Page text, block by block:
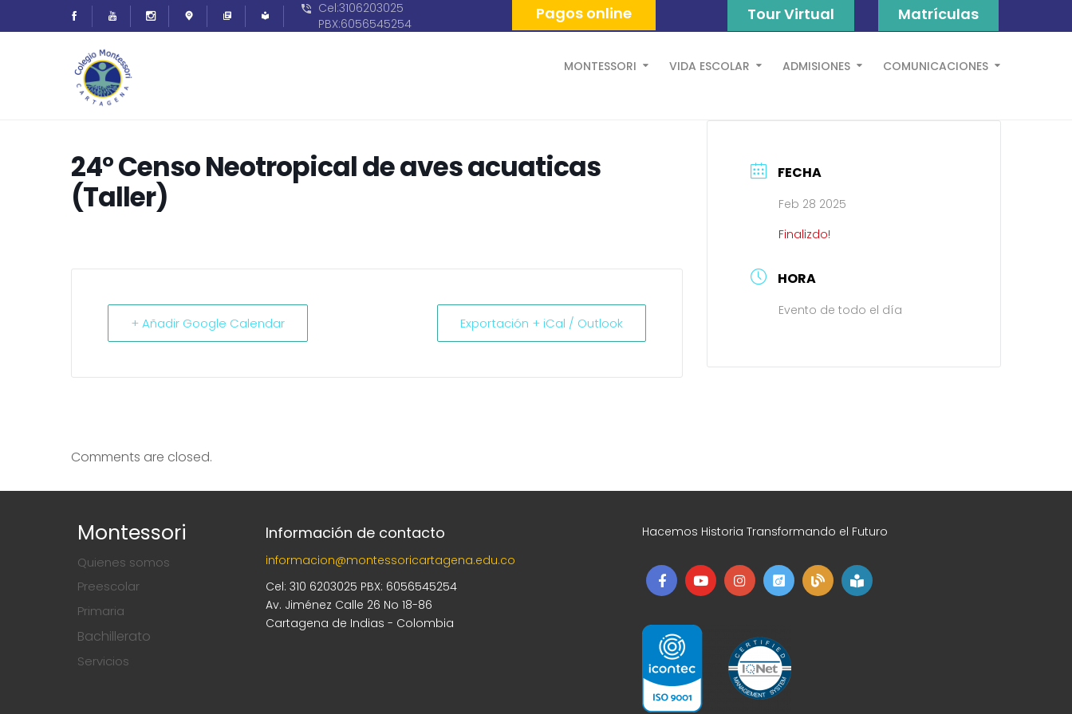
Cel:3106203025
PBX:6056545254
Pagos online Matrículas
Tour Virtual
MONTESSORI VIDA ESCOLAR ADMISIONES COMUNICACIONES
24° Censo Neotropical de aves acuaticas
(Taller)
+ Añadir Google Calendar Exportación + iCal / Outlook
FECHA
Feb 28 2025
Finalizdo!
HORA
Evento de todo el día
Comments are closed.
Montessori
Quienes somos
Preescolar
Primaria
Bachillerato
Servicios
Información de contacto
informacion@montessoricartagena.edu.co
Cel: 310 6203025 PBX: 6056545254
Av. Jiménez Calle 26 No 18-86
Cartagena de Indias - Colombia
Hacemos Historia Transformando el Futuro